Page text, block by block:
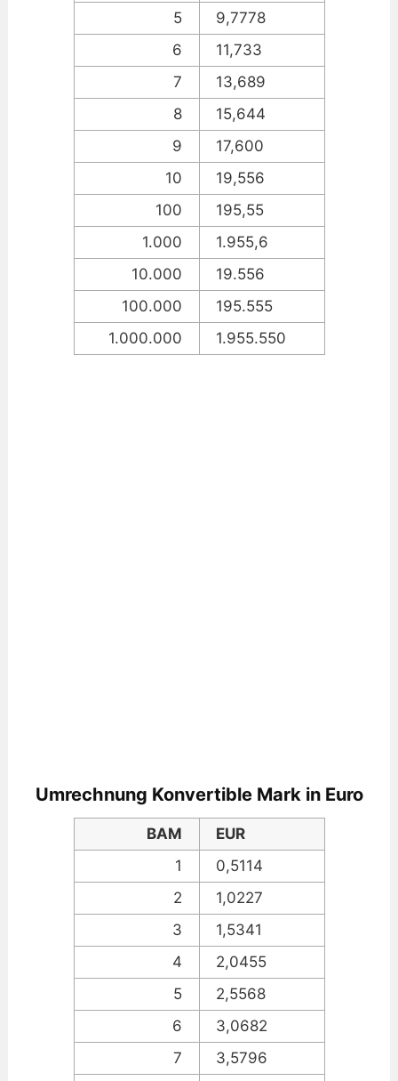
5
9,7778
6
11,733
7
13,689
8
15,644
9
17,600
10
19,556
100
195,55
1.000
1.955,6
10.000
19.556
100.000
195.555
1.000.000
1.955.550
Umrechnung Konvertible Mark in Euro
BAM
EUR
1
0,5114
2
1,0227
3
1,5341
4
2,0455
5
2,5568
6
3,0682
7
3,5796